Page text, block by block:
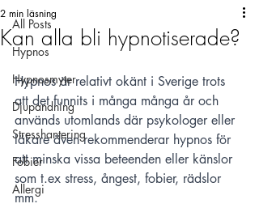
All Posts
Hypnos
Hypnosmyter
Djupandning
Stresshantering
Fobier
Allergi
Kan alla bli hypnotiserade?
2 min läsning
Hypnos är relativt okänt i Sverige trots
att det funnits i många många år och
används utomlands där psykologer eller
läkare även rekommenderar hypnos för
att minska vissa beteenden eller känslor
som t.ex stress, ångest, fobier, rädslor
mm.